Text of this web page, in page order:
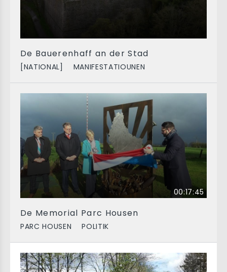
De Bauerenhaff an der Stad
[NATIONAL] MANIFESTATIOUNEN
00:17:45
De Memorial Parc Housen
PARC HOUSEN POLITIK